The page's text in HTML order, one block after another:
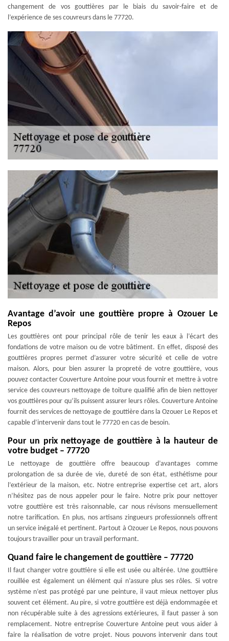
changement de vos gouttières par le biais du savoir-faire et de
l’expérience de ses couvreurs dans le 77720.
Avantage d’avoir une gouttière propre à Ozouer Le
Repos
Les gouttières ont pour principal rôle de tenir les eaux à l’écart des
fondations de votre maison ou de votre bâtiment. En effet, disposé des
gouttières propres permet d’assurer votre sécurité et celle de votre
maison. Alors, pour bien assurer la propreté de votre gouttière, vous
pouvez contacter Couverture Antoine pour vous fournir et mettre à votre
service des couvreurs nettoyage de toiture qualifié afin de bien nettoyer
vos gouttières pour qu’ils puissent assurer leurs rôles. Couverture Antoine
fournit des services de nettoyage de gouttière dans la Ozouer Le Repos et
capable d’intervenir dans tout le 77720 en cas de besoin.
Pour un prix nettoyage de gouttière à la hauteur de
votre budget – 77720
Le nettoyage de gouttière offre beaucoup d’avantages comme
prolongation de sa durée de vie, dureté de son état, esthétisme pour
l’extérieur de la maison, etc. Notre entreprise expertise cet art, alors
n’hésitez pas de nous appeler pour le faire. Notre prix pour nettoyer
votre gouttière est très raisonnable, car nous révisons mensuellement
notre tarification. En plus, nos artisans zingueurs professionnels offrent
un service inégalé et pertinent. Partout à Ozouer Le Repos, nous pouvons
toujours travailler pour un travail performant.
Quand faire le changement de gouttière – 77720
Il faut changer votre gouttière si elle est usée ou altérée. Une gouttière
rouillée est également un élément qui n’assure plus ses rôles. Si votre
système n’est pas protégé par une peinture, il vaut mieux nettoyer plus
souvent cet élément. Au pire, si votre gouttière est déjà endommagée et
non récupérable suite à des agressions extérieures, il faut passer à son
remplacement. Notre entreprise Couverture Antoine peut vous aider à
faire la réalisation de votre projet. Nous pouvons intervenir dans tout